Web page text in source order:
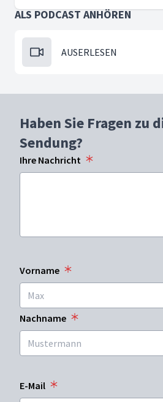
ALS PODCAST ANHÖREN
AUSERLESEN
Haben Sie Fragen zu
Sendung?
Ihre Nachricht
Vorname
Nachname
E-Mail